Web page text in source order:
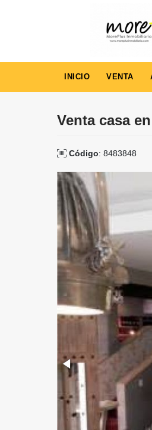
INICIO VENTA
Venta casa
Código: 8483848